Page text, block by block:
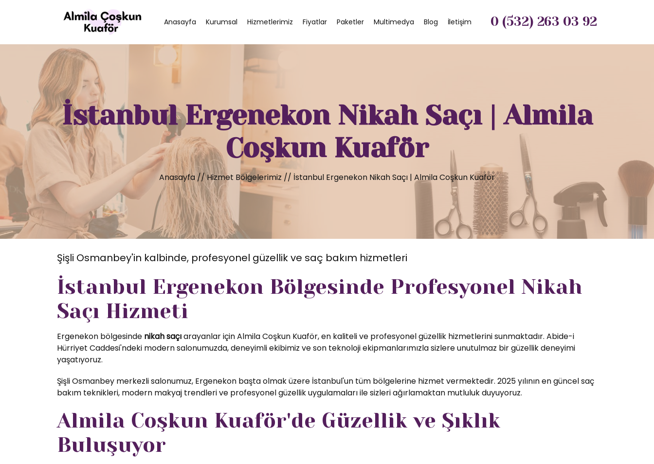
0 (532) 263 03 92
Anasayfa Kurumsal Hizmetlerimiz Fiyatlar Paketler Multimedya Blog İletişim
İstanbul Ergenekon Nikah Saçı | Almila
Coşkun Kuaför
Anasayfa//Hizmet Bölgelerimiz // İstanbul Ergenekon Nikah Saçı | Almila Coşkun Kuaför
Şişli Osmanbey'in kalbinde, profesyonel güzellik ve saç bakım hizmetleri
İstanbul Ergenekon Bölgesinde Profesyonel Nikah
Saçı Hizmeti
Ergenekon bölgesinde nikah saçıarayanlar için Almila Coşkun Kuaför, en kaliteli ve profesyonel güzellik hizmetlerini sunmaktadır. Abide-i
Hürriyet Caddesi'ndeki modern salonumuzda, deneyimli ekibimiz ve son teknoloji ekipmanlarımızla sizlere unutulmaz bir güzellik deneyimi
yaşatıyoruz.
Şişli Osmanbey merkezli salonumuz, Ergenekon başta olmak üzere İstanbul'un tüm bölgelerine hizmet vermektedir. 2025 yılının en güncel saç
bakım teknikleri, modern makyaj trendleri ve profesyonel güzellik uygulamaları ile sizleri ağırlamaktan mutluluk duyuyoruz.
Almila Coşkun Kuaför'de Güzellik ve Şıklık
Buluşuyor